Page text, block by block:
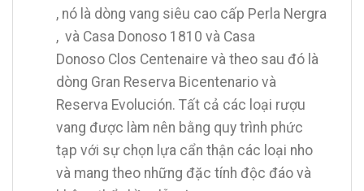
, nó là dòng vang siêu cao cấp Perla Nergra
, và Casa Donoso 1810 và Casa
Donoso Clos Centenaire và theo sau đó là
dòng Gran Reserva Bicentenario và
Reserva Evolución. Tất cả các loại rượu
vang được làm nên bằng quy trình phức
tạp với sự chọn lựa cẩn thận các loại nho
và mang theo những đặc tính độc đáo và